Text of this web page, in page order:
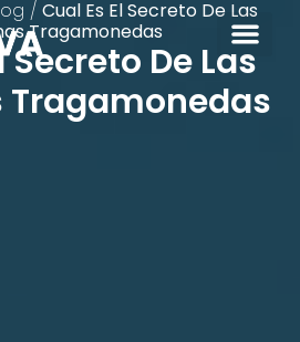
/ Cual Es El Secreto De Las
Tragamonedas
Secreto De Las
Tragamonedas